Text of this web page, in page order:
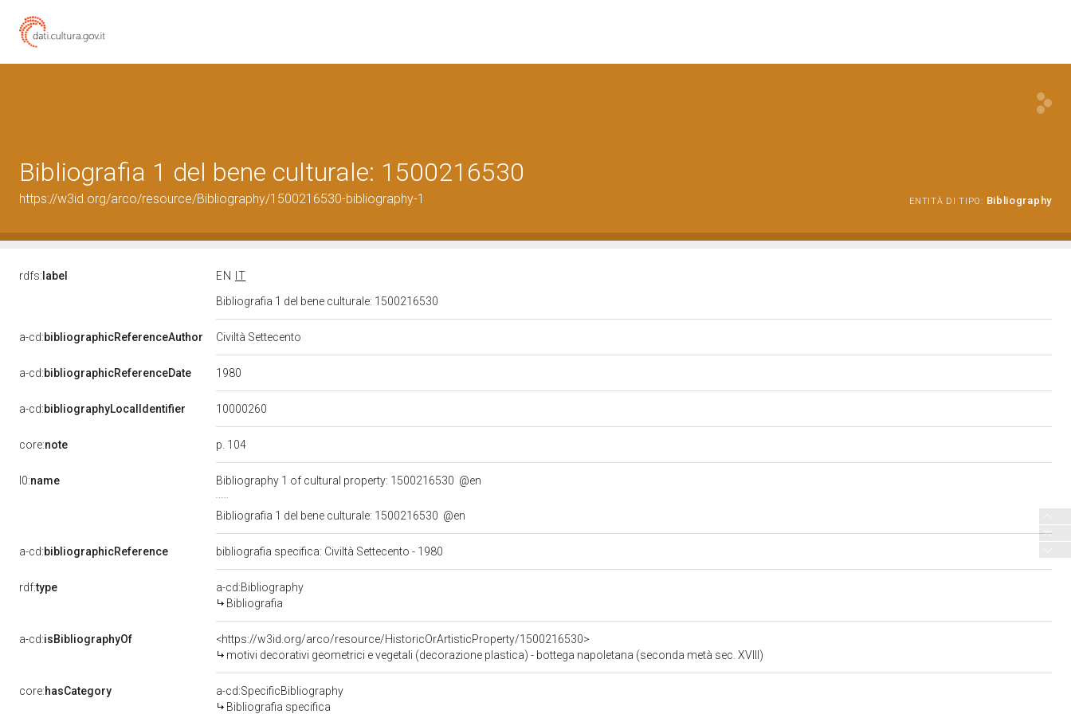
Bibliografia 1 del bene culturale: 1500216530
https://w3id.org/arco/resource/Bibliography/1500216530-bibliography-1 ENTITÀ DI TIPO: Bibliography
rdfs: label EN
IT
Bibliografia 1 del bene culturale: 1500216530
a-cd:bibliographicReferenceAuthor Civiltà Settecento
a-cd:bibliographicReferenceDate 1980
a-cd:bibliographyLocalIdentifier 10000260
core:note p. 104
l0:name Bibliography 1 of cultural property: 1500216530 @en
Bibliografia 1 del bene culturale: 1500216530 @en
a-cd:bibliographicReference bibliografia specifica: Civiltà Settecento - 1980
rdf:type
a-cd:Bibliography
Bibliografia
a-cd:isBibliographyOf
<https://w3id.org/arco/resource/HistoricOrArtisticProperty/1500216530>
motivi decorativi geometrici e vegetali (decorazione plastica) - bottega napoletana (seconda metà sec. XVIII)
core:hasCategory
a-cd:SpecificBibliography
Bibliografia specifica